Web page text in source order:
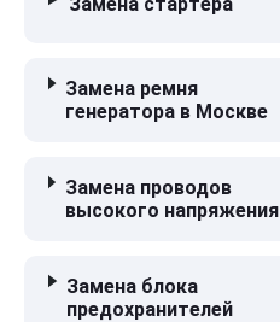
Замена ремня
генератора в Москве
Замена проводов
высокого напряжения
Замена блока
предохранителей